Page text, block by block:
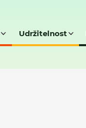
Udržitelnost